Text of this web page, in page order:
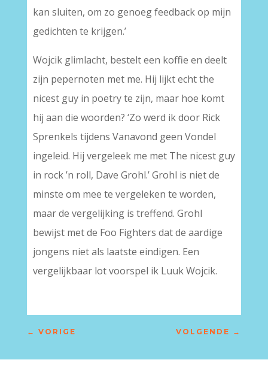
kan sluiten, om zo genoeg feedback op mijn
gedichten te krijgen.’
Wojcik glimlacht, bestelt een koffie en deelt
zijn pepernoten met me. Hij lijkt echt the
nicest guy in poetry te zijn, maar hoe komt
hij aan die woorden? ‘Zo werd ik door Rick
Sprenkels tijdens Vanavond geen Vondel
ingeleid. Hij vergeleek me met The nicest guy
in rock ’n roll, Dave Grohl.’ Grohl is niet de
minste om mee te vergeleken te worden,
maar de vergelijking is treffend. Grohl
bewijst met de Foo Fighters dat de aardige
jongens niet als laatste eindigen. Een
vergelijkbaar lot voorspel ik Luuk Wojcik.
← VORIGE VOLGENDE →